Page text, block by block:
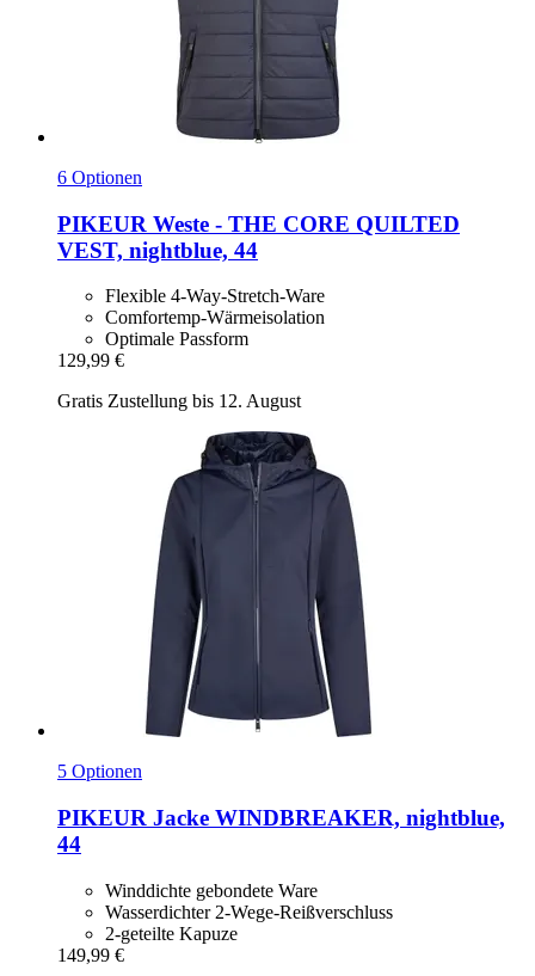
6 Optionen
PIKEUR Weste -​ THE CORE QUILTED
VEST, nightblue, 44
Flexible 4-Way-Stretch-Ware
Comfortemp-Wärmeisolation
Optimale Passform
129,99 €
Gratis Zustellung bis 12. August
5 Optionen
PIKEUR Jacke WINDBREAKER, nightblue,
44
Winddichte gebondete Ware
Wasserdichter 2-Wege-Reißverschluss
2-geteilte Kapuze
149,99 €